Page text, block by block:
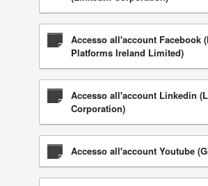
Accesso all'account Facebook
Platforms Ireland Limited)
Accesso all'account Linkedin
Corporation)
Accesso all'account Youtube